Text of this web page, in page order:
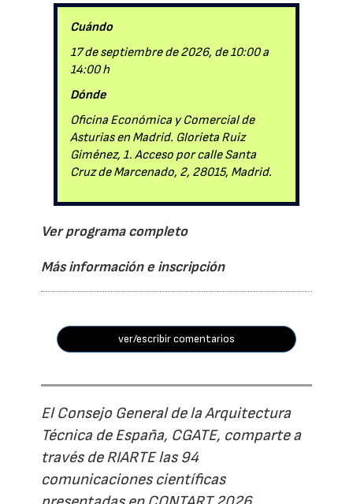
Cuándo
17 de septiembre de 2026, de 10:00 a
14:00 h
Dónde
Oficina Económica y Comercial de
Asturias en Madrid. Glorieta Ruiz
Giménez, 1. Acceso por calle Santa
Cruz de Marcenado, 2, 28015, Madrid.
Ver programa completo
Más información e inscripción
ver/escribir comentarios
El Consejo General de la Arquitectura
Técnica de España, CGATE, comparte a
través de RIARTE las 94
comunicaciones científicas